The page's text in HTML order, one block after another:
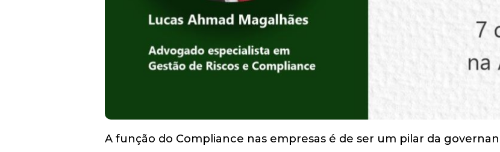
A função do Compliance nas empresas é de ser um pilar da